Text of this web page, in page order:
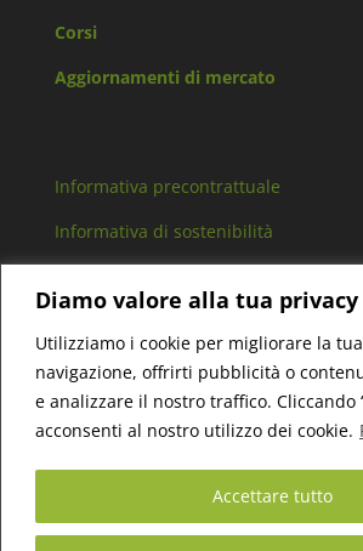
Diamo valore alla tua privacy
Utilizziamo i cookie per migliorare la
navigazione, offrirti pubblicità o
e analizzare il nostro traffico. Cliccando
acconsenti al nostro utilizzo dei cookie.
Accettare tutto
Corsi
Aggiornamenti di mercato
Informativa precontrattuale
Informativa di sostenibilità
Bert Consulting SCF Srl – P.IVA
Cap.Sociale 10.000€ i.v. – Reg. Imp.
Iscritta con delibera n° 2006 del